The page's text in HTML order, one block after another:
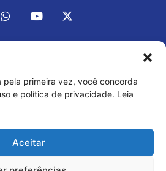
pela primeira vez, você concorda
e política de privacidade. Leia
Aceitar
– ASSOCIAÇÃO BRASILEIRA DE